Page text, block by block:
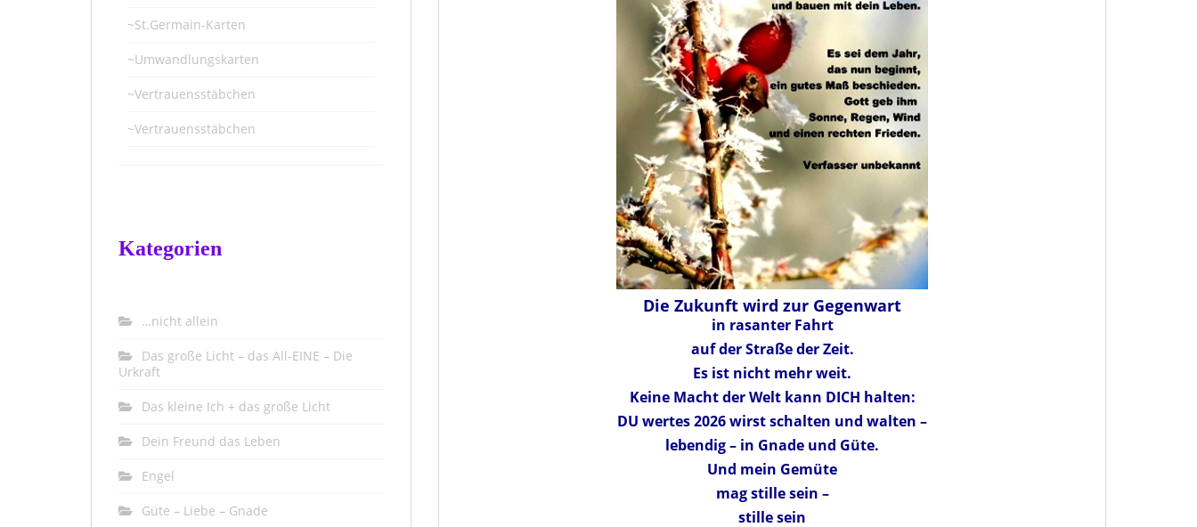
Die Zukunft wird zur Gegenwart
in rasanter Fahrt
auf der Straße der Zeit.
Es ist nicht mehr weit.
Keine Macht der Welt kann DICH halten:
DU wertes 2026 wirst schalten und walten –
lebendig – in Gnade und Güte.
Und mein Gemüte
mag stille sein –
stille sein
~St.Germain-Karten
~Umwandlungskarten
~Vertrauensstäbchen
~Vertrauensstäbchen
Kategorien
…nicht allein
Das große Licht – das All-EINE – Die
Urkraft
Das kleine Ich + das große Licht
Dein Freund das Leben
Engel
Güte – Liebe – Gnade